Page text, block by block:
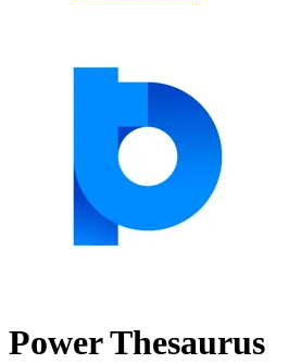
Power Thesaurus